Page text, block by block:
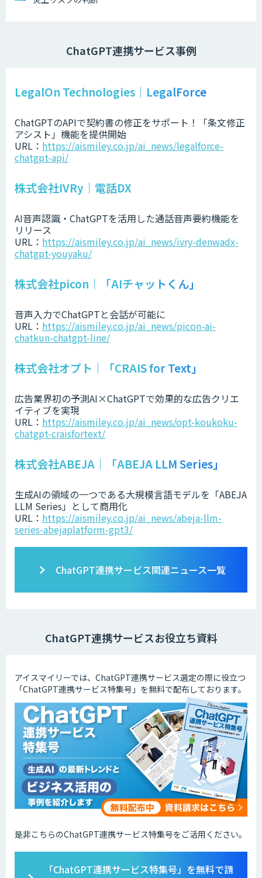
ChatGPT連携サービス事例
LegalOn Technologies｜LegalForce
ChatGPTのAPIで契約書の修正をサポート！「条文修正
アシスト」機能を提供開始
URL： https://aismiley.co.jp/ai_news/legalforce-
chatgpt-api/
株式会社IVRy｜電話DX
AI音声認識・ChatGPTを活用した通話音声要約機能を
リリース
URL： https://aismiley.co.jp/ai_news/ivry-denwadx-
chatgpt-youyaku/
株式会社picon｜「AIチャットくん」
音声入力でChatGPTと会話が可能に
URL： https://aismiley.co.jp/ai_news/picon-ai-
chatkun-chatgpt-line/
株式会社オプト｜「CRAIS for Text」
広告業界初の予測AI×ChatGPTで効果的な広告クリエ
イティブを実現
URL： https://aismiley.co.jp/ai_news/opt-koukoku-
chatgpt-craisfortext/
株式会社ABEJA｜「ABEJA LLM Series」
生成AIの領域の一つである大規模言語モデルを「ABEJA
LLM Series」として商用化
URL： https://aismiley.co.jp/ai_news/abeja-llm-
series-abejaplatform-gpt3/
ChatGPT連携サービス関連ニュース一覧
ChatGPT連携サービスお役立ち資料
アイスマイリーでは、ChatGPT連携サービス選定の際に役立つ
「ChatGPT連携サービス特集号」を無料で配布しております。
是非こちらのChatGPT連携サービス特集号をご活用ください。
「ChatGPT連携サービス特集号」を無料で請